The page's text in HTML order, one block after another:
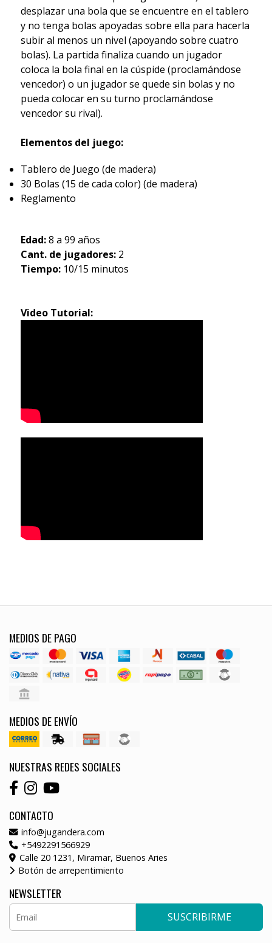
desplazar una bola que se encuentre en el tablero
y no tenga bolas apoyadas sobre ella para hacerla
subir al menos un nivel (apoyando sobre cuatro
bolas). La partida finaliza cuando un jugador
coloca la bola final en la cúspide (proclamándose
vencedor) o un jugador se quede sin bolas y no
pueda colocar en su turno proclamándose
vencedor su rival).
Elementos del juego:
Tablero de Juego (de madera)
30 Bolas (15 de cada color) (de madera)
Reglamento
Edad:8 a 99 años
Cant. de jugadores: 2
Tiempo: 10/15 minutos
Video Tutorial:
MEDIOS DE PAGO
MEDIOS DE ENVÍO
NUESTRAS REDES SOCIALES
CONTACTO
info@jugandera.com
+5492291566929
Calle 20 1231, Miramar, Buenos Aries
Botón de arrepentimiento
NEWSLETTER
SUSCRIBIRME